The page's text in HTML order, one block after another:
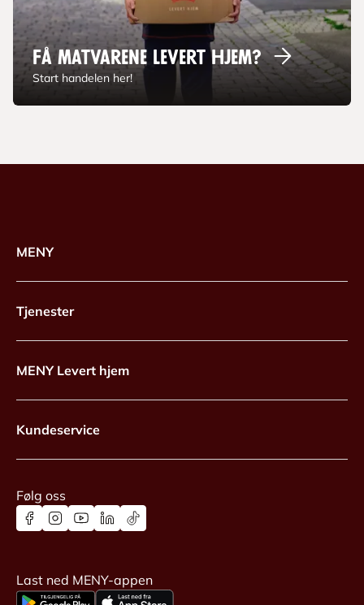
Få matvarene levert hjem?
Start handelen her!
MENY
Tjenester
MENY Levert hjem
Kundeservice
Følg oss
Last ned MENY-appen